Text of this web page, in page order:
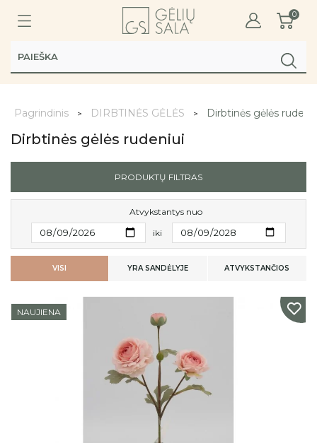
0
Pagrindinis DIRBTINĖS GĖLĖS Dirbtinės gėlės
Dirbtinės gėlės rudeniui
PRODUKTŲ FILTRAS
Atvykstantys nuo
iki
VISI YRA SANDĖLYJE ATVYKSTANČIOS
NAUJIENA